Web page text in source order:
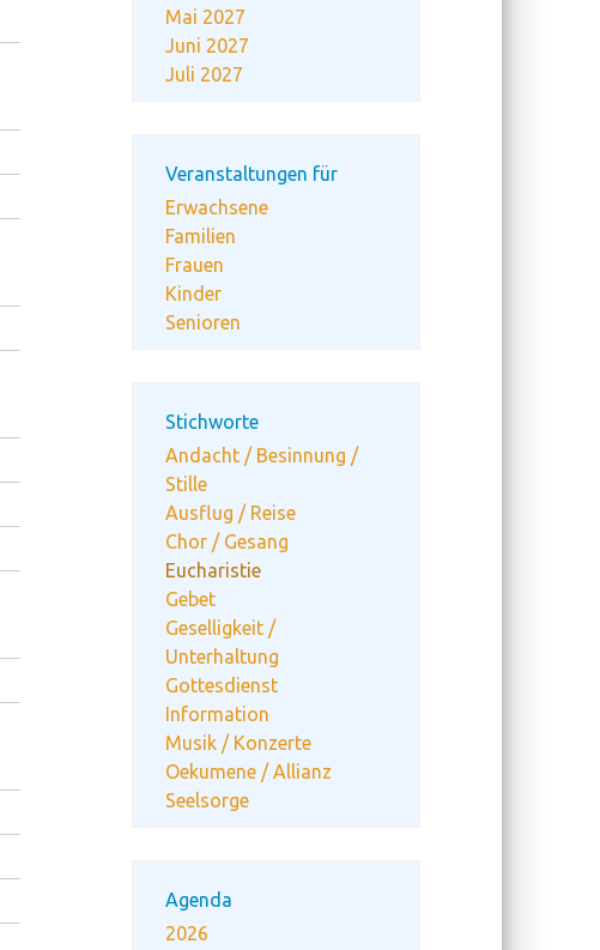
Mai 2027
Juni 2027
Juli 2027
Veranstaltungen für
Erwachsene
Familien
Frauen
Kinder
Senioren
Stichworte
Andacht / Besinnung /
Stille
Ausflug / Reise
Chor / Gesang
Eucharistie
Gebet
Geselligkeit /
Unterhaltung
Gottesdienst
Information
Musik / Konzerte
Oekumene / Allianz
Seelsorge
Agenda
2026